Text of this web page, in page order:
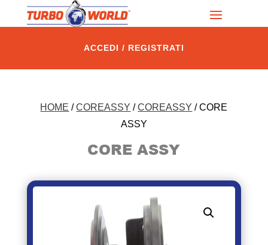
ACCEDI / REGISTRATI
HOME /COREASSY /COREASSY / CORE
ASSY
CORE ASSY